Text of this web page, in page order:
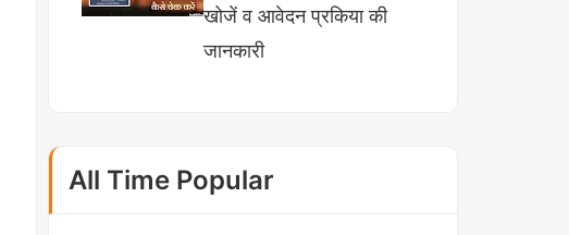
खोजें व आवेदन प्रकिया की
जानकारी
All Time Popular